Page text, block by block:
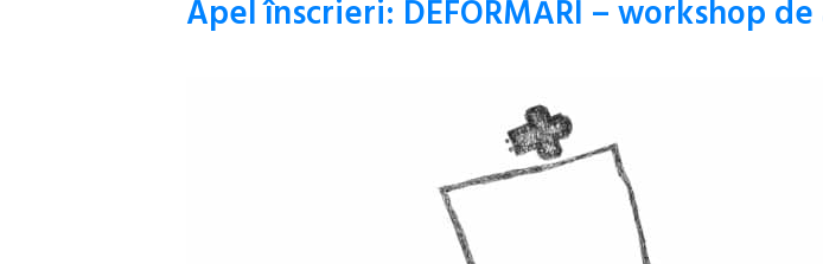
Apel înscrieri: DEFORMĂRI – workshop